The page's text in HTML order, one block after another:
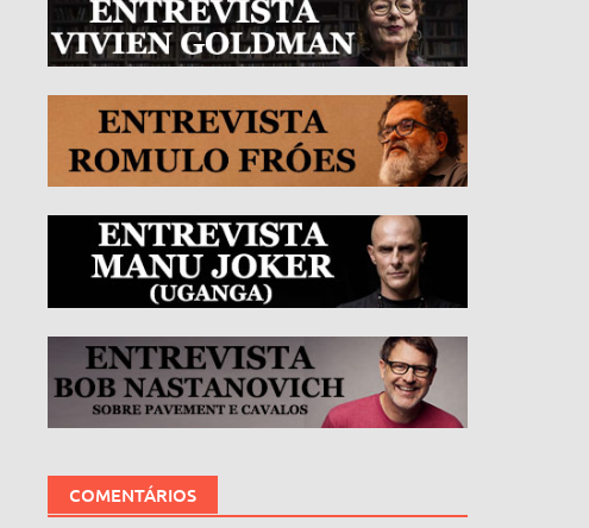
COMENTÁRIOS